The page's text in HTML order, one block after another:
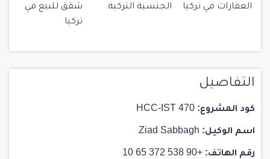
العقارات في تركيا الجنسية التركية
شقق للبيع في
تركيا
التفاصيل
كود المشروع:
اسم الوكيل:
رقم الهاتف: +90 538 372 65 10